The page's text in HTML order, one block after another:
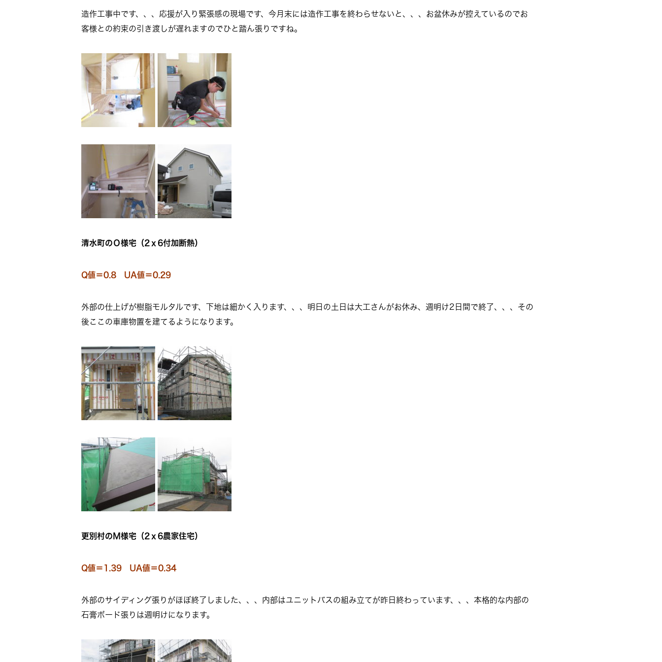
造作工事中です、、、応援が入り緊張感の現場です、今月末には造作工事を終わらせないと、、、お盆休みが控えているのでお
客様との約束の引き渡しが遅れますのでひと踏ん張りですね。
清水町のＯ様宅（2ｘ6付加断熱）
Q値＝0.8 UA値＝0.29
外部の仕上げが樹脂モルタルです、下地は細かく入ります、、、明日の土日は大工さんがお休み、週明け2日間で終了、、、その
後ここの車庫物置を建てるようになります。
更別村のＭ様宅（2ｘ6農家住宅）
Q値＝1.39 UA値＝0.34
外部のサイディング張りがほぼ終了しました、、、内部はユニットバスの組み立てが昨日終わっています、、、本格的な内部の
石膏ボード張りは週明けになります。